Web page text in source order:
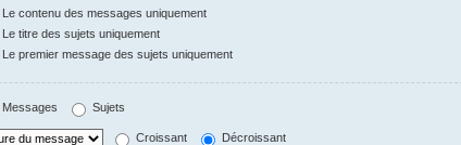
Le contenu des messages uniquement
Le titre des sujets uniquement
Le premier message des sujets uniquement
Messages Sujets
Croissant Décroissant